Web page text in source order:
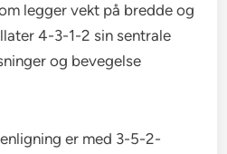
legger vekt på bredde og
4-3-1-2 sin sentrale
og bevegelse
er med 3-5-2-